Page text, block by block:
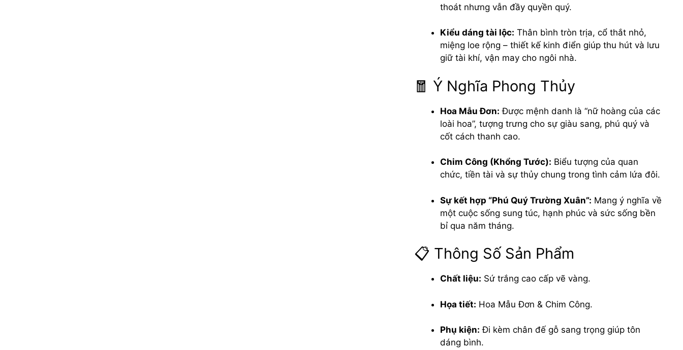
thoát nhưng vẫn đầy quyền quý.
Kiểu dáng tài lộc: Thân bình tròn trịa, cổ thắt nhỏ,
miệng loe rộng – thiết kế kinh điển giúp thu hút và lưu
giữ tài khí, vận may cho ngôi nhà.
🧧 Ý Nghĩa Phong Thủy
Hoa Mẫu Đơn: Được mệnh danh là “nữ hoàng của các
loài hoa”, tượng trưng cho sự giàu sang, phú quý và
cốt cách thanh cao.
Chim Công (Khổng Tước): Biểu tượng của quan
chức, tiền tài và sự thủy chung trong tình cảm lứa đôi.
Sự kết hợp “Phú Quý Trường Xuân”: Mang ý nghĩa về
một cuộc sống sung túc, hạnh phúc và sức sống bền
bỉ qua năm tháng.
📋 Thông Số Sản Phẩm
Chất liệu: Sứ trắng cao cấp vẽ vàng.
Họa tiết: Hoa Mẫu Đơn & Chim Công.
Phụ kiện: Đi kèm chân đế gỗ sang trọng giúp tôn
dáng bình.